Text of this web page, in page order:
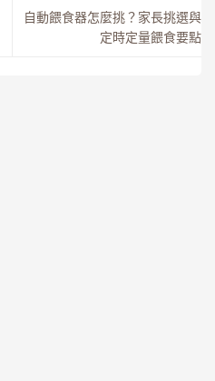
自動餵食器怎麼挑？家長挑選與
定時定量餵食要點